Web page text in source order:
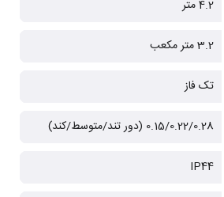
4.2 متر
3.2 متر مکعب
تک فاز
0.15/0.22/0.28 (دور تند/متوسط/کند)
IP44